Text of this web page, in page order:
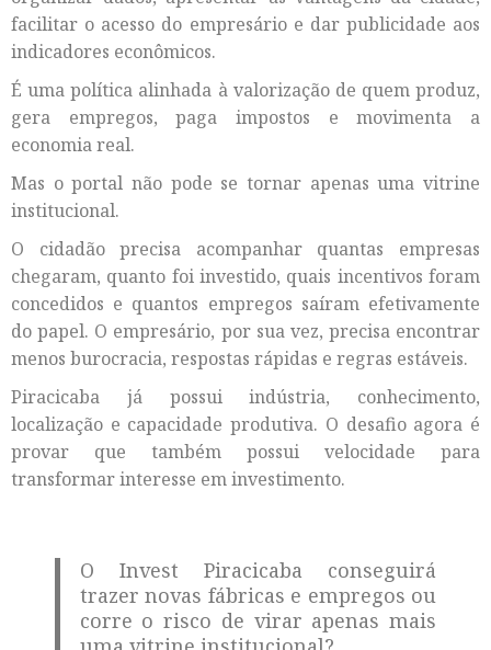
facilitar o acesso do empresário e dar publicidade aos
indicadores econômicos.
É uma política alinhada à valorização de quem produz,
gera empregos, paga impostos e movimenta a
economia real.
Mas o portal não pode se tornar apenas uma vitrine
institucional.
O cidadão precisa acompanhar quantas empresas
chegaram, quanto foi investido, quais incentivos foram
concedidos e quantos empregos saíram efetivamente
do papel. O empresário, por sua vez, precisa encontrar
menos burocracia, respostas rápidas e regras estáveis.
Piracicaba já possui indústria, conhecimento,
localização e capacidade produtiva. O desafio agora é
provar que também possui velocidade para
transformar interesse em investimento.
O Invest Piracicaba conseguirá
trazer novas fábricas e empregos ou
corre o risco de virar apenas mais